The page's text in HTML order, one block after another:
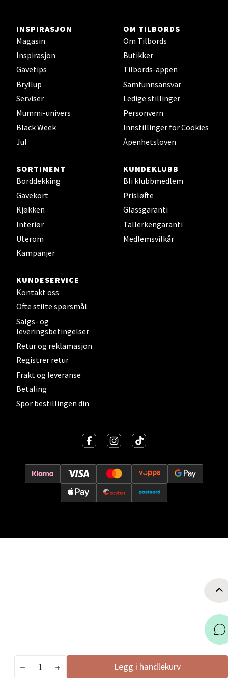
Legg i handlekurv
INSPIRASJON
Magasin
Inspirasjon
Gavetips
Bryllup
Serviser
Mummi-univers
Black Week
Jul
OM TILBORDS
Om Tilbords
Butikker
Tilbords-appen
Samfunnsansvar
Ledige stillinger
Personvern
Innstillinger for Cookies
Åpenhetsloven
SORTIMENT
Borddekking
Gavekort
Kjøkken
Interiør
Uterom
Kampanjer
KUNDEKLUBB
Bli klubbmedlem
Prisløfte
Glassgaranti
Tallerkengaranti
Medlemsvilkår
KUNDESERVICE
Kontakt oss
Ofte stilte spørsmål
Salgs- og
leveringsbetingelser
Retur og reklamasjon
Registrer retur
Frakt og leveranse
Betaling
Spor bestillingen din
Ski - Thon Senter Ski
Ski Storsenter, Jernbanesvingen 6, 1400 Ski
0 i butikk
Sortland - Sortland Storsenter
Strangata 26, 8400 Sortland
Åpent i dag 10-19
0 i butikk
Steinkjer - Thon Senter Steinkjer
Sjøfartsgata 2, 7714 Steinkjer
Åpent i dag 10-20
Leirvik - Stord
Torgbakken 2, 5401 Stord
Åpent i dag 10-17